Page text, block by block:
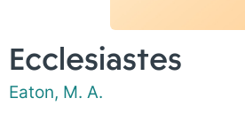
Ecclesiastes
Eaton, M. A.